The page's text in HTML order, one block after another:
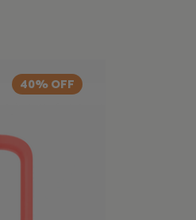
40% OFF